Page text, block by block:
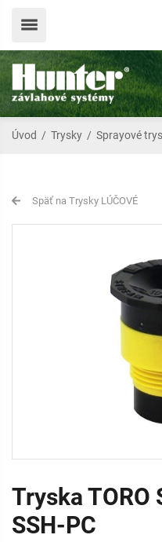
Úvod / Trysky / Sprayové
Späť na Trysky LÚČOVÉ
Tryska TORO
SSH-PC